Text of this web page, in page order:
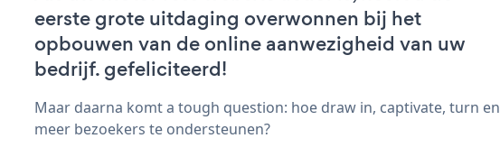
eerste grote uitdaging overwonnen bij het
opbouwen van de online aanwezigheid van uw
bedrijf. gefeliciteerd!
Maar daarna komt a tough question: hoe draw in, captivate, turn en
meer bezoekers te ondersteunen?